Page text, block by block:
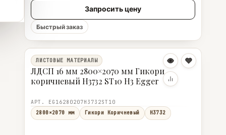
Запросить цену
Быстрый заказ
ЛИСТОВЫЕ МАТЕРИАЛЫ
ЛДСП 16 мм 2800×2070 мм Гикори
коричневый H3732 ST10 H3 Egger
АРТ. EG16280207H3732ST10
2800×2070 мм
Гикори Коричневый H3732